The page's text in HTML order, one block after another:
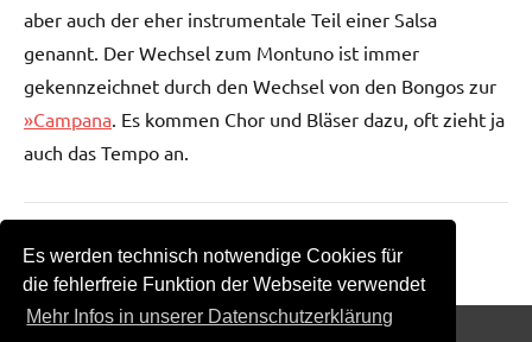
Es werden technisch notwendige Cookies für
die fehlerfreie Funktion der Webseite verwendet
Mehr Infos in unserer Datenschutzerklärung
aber auch der eher instrumentale Teil einer Salsa
genannt. Der Wechsel zum Montuno ist immer
gekennzeichnet durch den Wechsel von den Bongos zur
»Campana . Es kommen Chor und Bläser dazu, oft zieht ja
auch das Tempo an.
Zurück zur Übersicht